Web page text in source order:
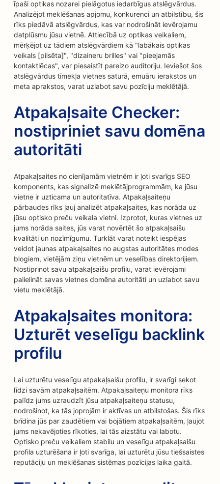
īpaši optikas nozarei pielāgotus iedarbīgus atslēgvārdus.
Analizējot meklēšanas apjomu, konkurenci un atbilstību, šis
rīks piedāvā atslēgvārdus, kas var nodrošināt ievērojamu
datplūsmu jūsu vietnē. Attiecībā uz optikas veikaliem,
mērķējot uz tādiem atslēgvārdiem kā "labākais optikas
veikals [pilsēta]", "dizaineru brilles" vai "pieejamās
kontaktlēcas", var piesaistīt pareizo auditoriju. Ieviešot šos
atslēgvārdus tīmekļa vietnes saturā, emuāru ierakstos un
meta aprakstos, varat uzlabot savu pozīciju meklētājā.
Atpakaļsaite Checker:
nostipriniet savu domēna
autoritāti
Atpakaļsaites no cienījamām vietnēm ir ļoti svarīgs SEO
komponents, kas signalizē meklētājprogrammām, ka jūsu
vietne ir uzticama un autoritatīva. Atpakaļsaiteņu
pārbaudes rīks ļauj analizēt atpakaļsaites, kas norāda uz
jūsu optisko preču veikala vietni. Izprotot, kuras vietnes uz
jums norāda saites, jūs varat novērtēt šo atpakaļsaišu
kvalitāti un nozīmīgumu. Turklāt varat noteikt iespējas
veidot jaunas atpakaļsaites no augstas autoritātes modes
blogiem, vietējām ziņu vietnēm un veselības direktorijiem.
Nostiprinot savu atpakaļsaišu profilu, varat ievērojami
palielināt savas vietnes domēna autoritāti un uzlabot savu
vietu meklētājā.
Atpakaļsaites monitora:
Uzturēt veselīgu backlink
profilu
Lai uzturētu veselīgu atpakaļsaišu profilu, ir svarīgi sekot
līdzi savām atpakaļsaitēm. Atpakaļsaiteņu monitora rīks
palīdz jums uzraudzīt jūsu atpakaļsaiteņu statusu,
nodrošinot, ka tās joprojām ir aktīvas un atbilstošas. Šis rīks
brīdina jūs par zaudētiem vai bojātiem atpakaļsaitēm, ļaujot
jums nekavējoties rīkoties, lai tās aizstātu vai labotu.
Optisko preču veikaliem stabilu un veselīgu atpakaļsaišu
profila uzturēšana ir ļoti svarīga, lai uzturētu jūsu tiešsaistes
reputāciju un meklēšanas sistēmas pozīcijas laika gaitā.